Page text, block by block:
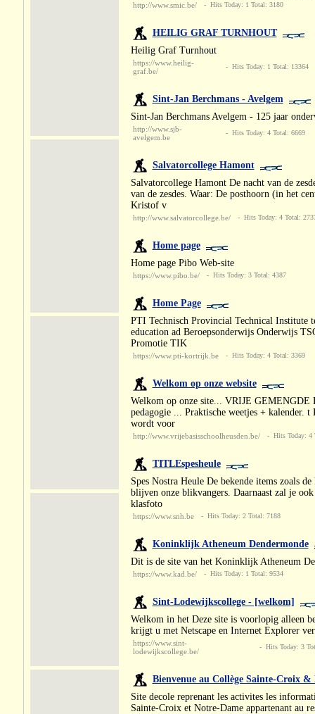
http://www.smic.be/ - Hits Today: 1 Total: 3180
HEILIG GRAF TURNHOUT
Heilig Graf Turnhout
https://www.heilig-
graf.be/
- Hits Today: 1 Total: 13364
Sint-Jan Berchmans - Avelgem
Sint-Jan Berchmans Avelgem - 125 jaar
http://www.sjb-
avelgem.be
- Hits Today: 4 Total: 6669
Salvatorcollege Hamont
Salvatorcollege Hamont De nacht van de
van de zesdes. Waar: De posthoorn (in het
Kristof v
http://www.salvatorcollege.be/ - Hits Today: 4 Total:
Home page
Home page Pibo Web-site
https://www.pibo.be/ - Hits Today: 3 Total: 4387
Home Page
PTI Technisch Provincial Technical Institute
education ad Beroepsonderwijs Onderwijs
Promotie TIK
https://www.pti-kortrijk.be - Hits Today: 4 Total: 3369
Welkom op onze website
Welkom op onze site... VRIJE GEMENGDE
pedagogie ... Praktische weetjes + kalender.
wordt voor
http://www.vrijebasisschoolheusden.be/ - Hits Today: 4
TITLEspesheule
Spes Nostra Heule De bekende items zoals
blijven onze blikvangers. Daarnaast zal je
klasfoto
https://www.snh.be - Hits Today: 2 Total: 7188
Koninklijk Atheneum Dendermonde
Dit is de site van het Koninklijk Atheneum
https://www.kad.be/ - Hits Today: 1 Total: 9534
Sint-Lodewijkscollege - [welkom]
Welkom in het Deze site is voorlopig alleen
krijgt u met Netscape en Internet Explorer
https://www.sint-
lodewijkscollege.be/
- Hits Today: 3
Bienvenue au Collège Sainte-Croix
Site decole reprenant les activites les
Sainte-Croix et Notre-Dame appartenant au